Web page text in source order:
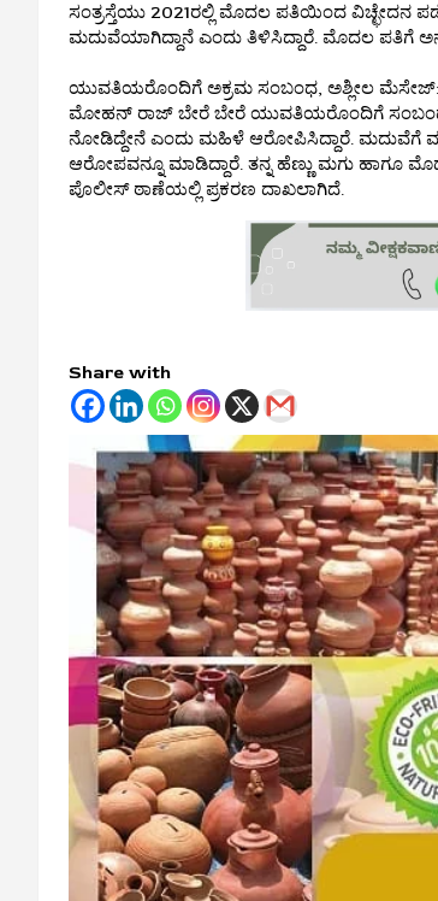
ಸಂತ್ರಸ್ತೆಯು 2021ರಲ್ಲಿ ಮೊದಲ ಪತಿಯಿಂದ
ಮದುವೆಯಾಗಿದ್ದಾನೆ ಎಂದು ತಿಳಿಸಿದ್ದಾರೆ. ಮೊದಲ ಪತಿಗೆ
ಯುವತಿಯರೊಂದಿಗೆ ಅಕ್ರಮ ಸಂಬಂಧ, ಅಶ್ಲೀಲ
ಮೋಹನ್ ರಾಜ್ ಬೇರೆ ಬೇರೆ ಯುವತಿಯರೊಂದಿಗೆ ಸಂಬಂಧ
ನೋಡಿದ್ದೇನೆ ಎಂದು ಮಹಿಳೆ ಆರೋಪಿಸಿದ್ದಾರೆ. ಮದುವೆಗೆ
ಆರೋಪವನ್ನೂ ಮಾಡಿದ್ದಾರೆ. ತನ್ನ ಹೆಣ್ಣು ಮಗು ಹಾಗೂ
ಪೊಲೀಸ್ ಠಾಣೆಯಲ್ಲಿ ಪ್ರಕರಣ ದಾಖಲಾಗಿದೆ.
Share with